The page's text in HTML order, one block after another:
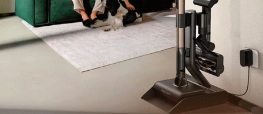
Подпишись на наш канал в мессенджере МАХ